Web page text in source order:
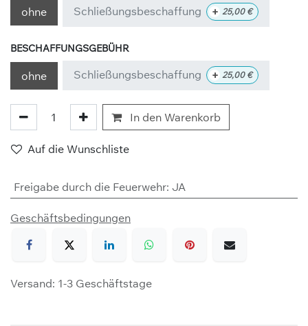
ohne Schließungsbeschaffung + 25,00€
BESCHAFFUNGSGEBÜHR
ohne Schließungsbeschaffung + 25,00€
In den Warenkorb
Auf die Wunschliste
Freigabe durch die Feuerwehr: JA
Geschäftsbedingungen
Versand: 1-3 Geschäftstage